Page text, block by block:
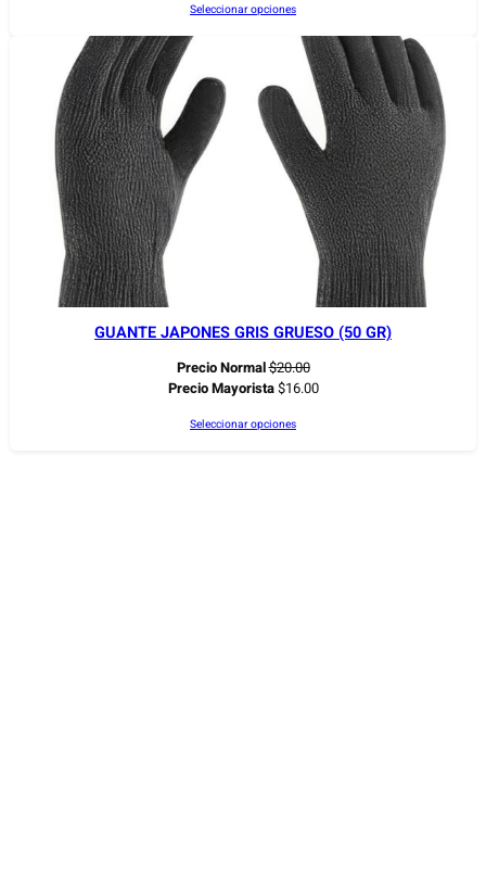
Seleccionar opciones
GUANTE JAPONES GRIS GRUESO (50 GR)
Precio Normal$20.00
Precio Mayorista$16.00
Seleccionar opciones